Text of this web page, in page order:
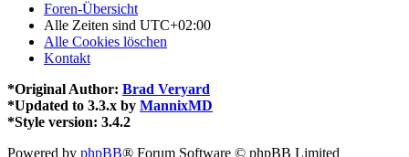
Foren-Übersicht
Alle Zeiten sind UTC+02:00
Alle Cookies löschen
Kontakt
*Original Author: Brad Veryard
*Updated to 3.3.x by MannixMD
*Style version: 3.4.2
Powered by phpBB® Forum Software © phpBB Limited